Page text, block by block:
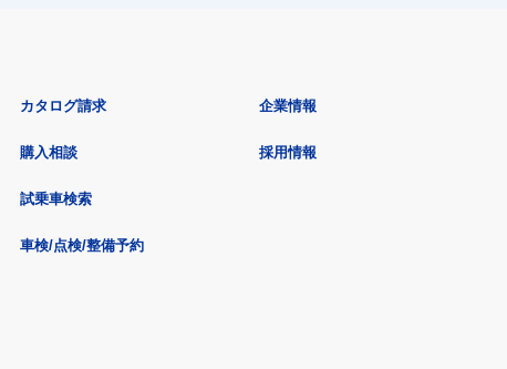
カタログ請求
購入相談
試乗車検索
車検/点検/整備予約
企業情報
採用情報